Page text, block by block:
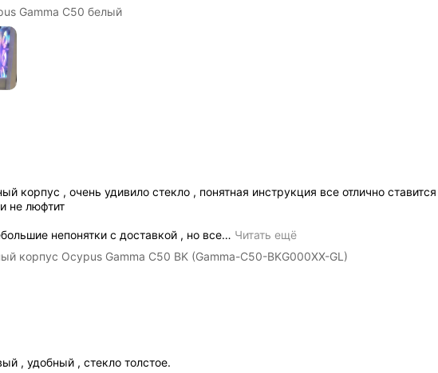
Gamma C50 белый
корпус , очень удивило стекло , понятная инструкция все отлично ставится
не люфтит
непонятки с доставкой , но все… Читать ещё
корпус Ocypus Gamma C50 BK (Gamma-C50-BKG000XX-GL)
, удобный , стекло толстое.